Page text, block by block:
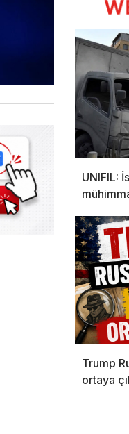
UNIFIL:
Trump
ortaya